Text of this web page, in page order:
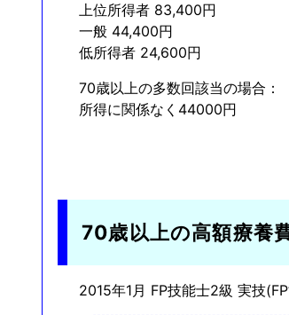
上位所得者 83,400円
一般 44,400円
低所得者 24,600円
70歳以上の多数回該当の場合：
所得に関係なく44000円
70歳以上の高額療養
2015年1月 FP技能士2級 実技